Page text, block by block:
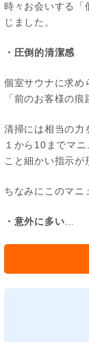
時々お会いする「
じました。
・圧倒的清潔感
個室サウナに求め
「前のお客様の
清掃には相当の力
１から10までマ
こと細かい指示が
ちなみにこのマニ
・意外に多い